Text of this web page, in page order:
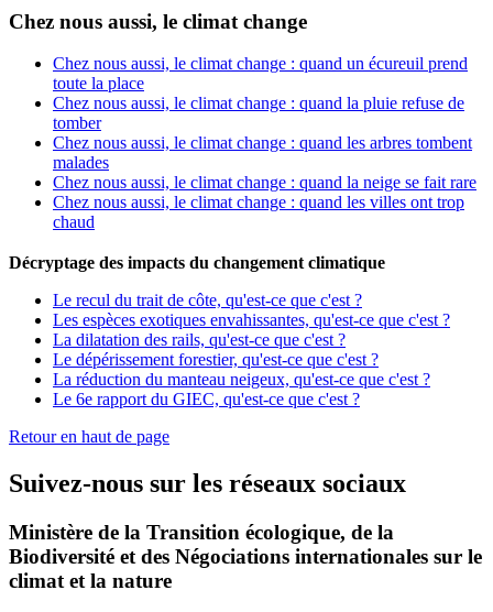
Chez nous aussi, le climat change
Chez nous aussi, le climat change : quand un écureuil prend
toute la place
Chez nous aussi, le climat change : quand la pluie refuse de
tomber
Chez nous aussi, le climat change : quand les arbres tombent
malades
Chez nous aussi, le climat change : quand la neige se fait rare
Chez nous aussi, le climat change : quand les villes ont trop
chaud
Décryptage des impacts du changement climatique
Le recul du trait de côte, qu'est-ce que c'est ?
Les espèces exotiques envahissantes, qu'est-ce que c'est ?
La dilatation des rails, qu'est-ce que c'est ?
Le dépérissement forestier, qu'est-ce que c'est ?
La réduction du manteau neigeux, qu'est-ce que c'est ?
Le 6e rapport du GIEC, qu'est-ce que c'est ?
Retour en haut de page
Suivez-nous sur les réseaux sociaux
Ministère de la Transition écologique, de la
Biodiversité et des Négociations internationales sur le
climat et la nature